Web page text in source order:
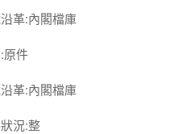
革:內閣檔庫
原件
革:內閣檔庫
況:整